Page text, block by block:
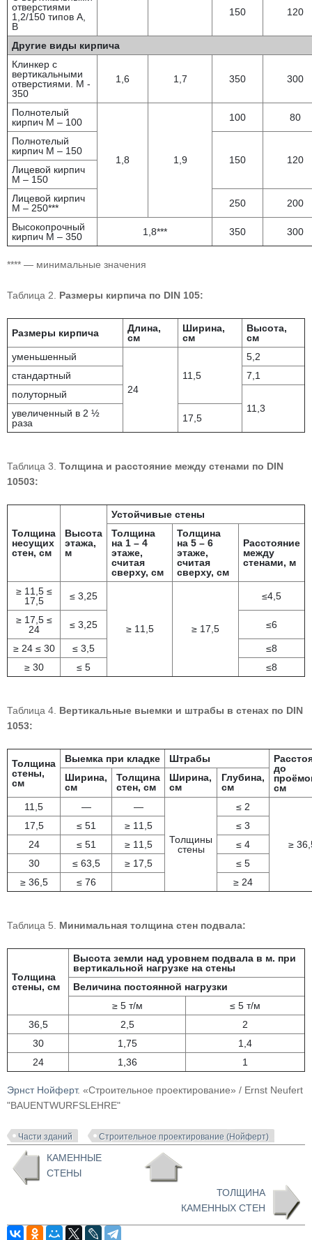
отверстиями
1,2/150 типов А,
В
150 120
Другие виды кирпича
Клинкер с
вертикальными
отверстиями. М -
350
1,6 1,7 350 300
Полнотелый
кирпич М – 100
1,8 1,9
100 80
Полнотелый
кирпич М – 150
150
120
Лицевой кирпич
М – 150
Лицевой кирпич
М – 250***
250 200
Высокопрочный
кирпич М – 350
1,8*** 350 300
**** — минимальные значения
Таблица 2. Размеры кирпича по DIN 105:
Размеры кирпича
Длина,
см
Ширина,
см
Высота,
см
уменьшенный
24
11,5
5,2
стандартный
7,1
полуторный
11,3
увеличенный в 2 ½
раза
17,5
Таблица 3. Толщина и расстояние между стенами по DIN
10503:
Толщина
несущих
стен, см
Высота
этажа,
м
Устойчивые стены
Толщина
на 1 – 4
этаже,
считая
сверху, см
Толщина
на 5 – 6
этаже,
считая
сверху, см
Расстояние
между
стенами, м
≥ 11,5 ≤
17,5
≤ 3,25
≥ 11,5 ≥ 17,5
≤4,5
≥ 17,5 ≤
24
≤ 3,25 ≤6
≥ 24 ≤ 30 ≤ 3,5
≤8
≥ 30
≤ 5 ≤8
Таблица 4. Вертикальные выемки и штрабы в стенах по DIN
1053:
Толщина
стены,
см
Выемка при кладке Штрабы
до
см
Ширина,
см
Толщина
стен, см
Ширина,
см
Глубина,
см
11,5
— —
Толщины
стены
≤ 2
≥
17,5 ≤ 51 ≥ 11,5
≤ 3
24
≤ 51 ≥ 11,5
≤ 4
30
≤ 63,5 ≥ 17,5
≤ 5
≥ 36,5
≤ 76 ≥ 24
Таблица 5. Минимальная толщина стен подвала:
Толщина
стены, см
Высота земли над уровнем подвала в м. при
вертикальной нагрузке на стены
Величина постоянной нагрузки
≥ 5 т/м
≤ 5 т/м
36,5
2,5
2
30
1,75
1,4
24
1,36 1
Эрнст Нойферт. «Строительное проектирование» / Ernst Neufert
"BAUENTWURFSLEHRE"
Части зданий Строительное проектирование (Нойферт)
КАМЕННЫЕ
СТЕНЫ
ТОЛЩИНА
КАМЕННЫХ СТЕН